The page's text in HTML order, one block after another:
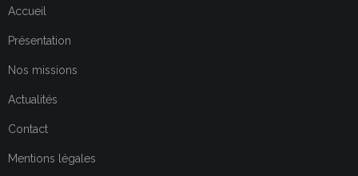
Accueil
Présentation
Nos missions
Actualités
Contact
Mentions légales